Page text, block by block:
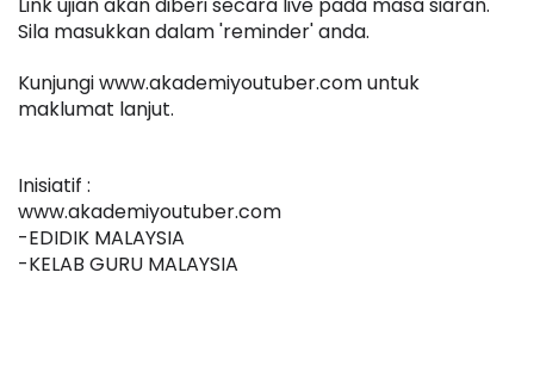
Sila masukkan dalam 'reminder' anda.
Kunjungi www.akademiyoutuber.com untuk
maklumat lanjut.
Inisiatif :
www.akademiyoutuber.com
-EDIDIK MALAYSIA
-KELAB GURU MALAYSIA